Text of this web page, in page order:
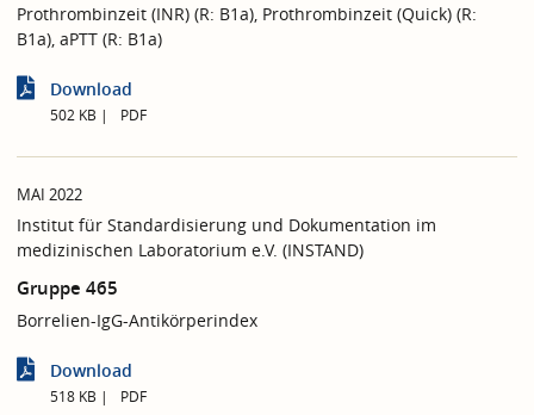
Prothrombinzeit (INR) (R: B1a), Prothrombinzeit (Quick) (R:
B1a), aPTT (R: B1a)
Download
502 KB PDF
MAI 2022
Institut für Standardisierung und Dokumentation im
medizinischen Laboratorium e.V. (INSTAND)
Gruppe 465
Borrelien-IgG-Antikörperindex
Download
518 KB PDF